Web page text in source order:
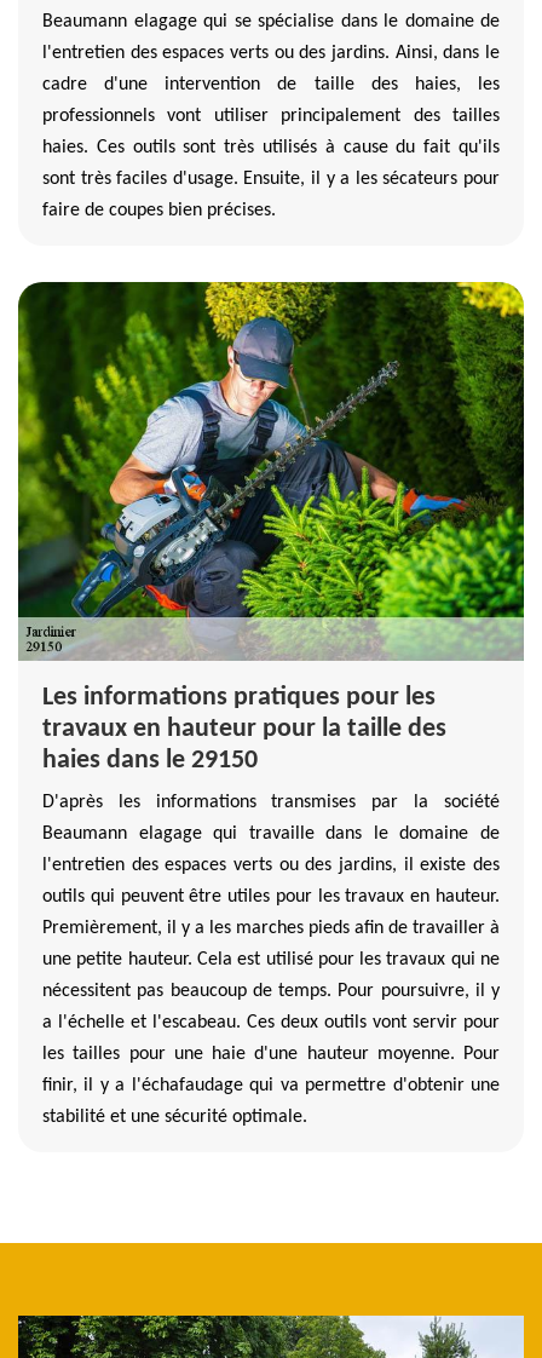
Beaumann elagage qui se spécialise dans le domaine de
l'entretien des espaces verts ou des jardins. Ainsi, dans le
cadre d'une intervention de taille des haies, les
professionnels vont utiliser principalement des tailles
haies. Ces outils sont très utilisés à cause du fait qu'ils
sont très faciles d'usage. Ensuite, il y a les sécateurs pour
faire de coupes bien précises.
Les informations pratiques pour les
travaux en hauteur pour la taille des
haies dans le 29150
D'après les informations transmises par la société
Beaumann elagage qui travaille dans le domaine de
l'entretien des espaces verts ou des jardins, il existe des
outils qui peuvent être utiles pour les travaux en hauteur.
Premièrement, il y a les marches pieds afin de travailler à
une petite hauteur. Cela est utilisé pour les travaux qui ne
nécessitent pas beaucoup de temps. Pour poursuivre, il y
a l'échelle et l'escabeau. Ces deux outils vont servir pour
les tailles pour une haie d'une hauteur moyenne. Pour
finir, il y a l'échafaudage qui va permettre d'obtenir une
stabilité et une sécurité optimale.